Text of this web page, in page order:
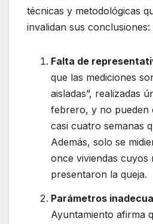
técnicas y metodológicas
invalidan sus conclusiones:
Falta de
que las mediciones
aisladas”, realizadas
febrero, y no pueden
casi cuatro semanas
Además, solo se
once viviendas cuyos
presentaron la queja.
Parámetros
Ayuntamiento afirma